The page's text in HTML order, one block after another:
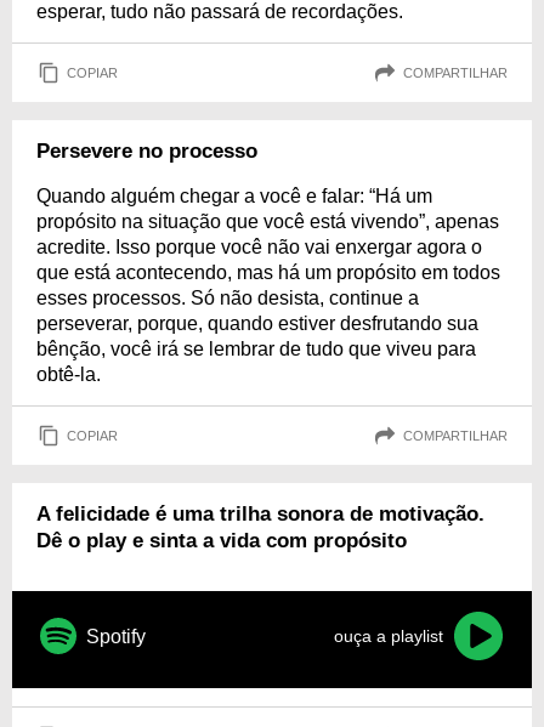
esperar, tudo não passará de recordações.
COPIAR COMPARTILHAR
Persevere no processo
Quando alguém chegar a você e falar: “Há um
propósito na situação que você está vivendo”, apenas
acredite. Isso porque você não vai enxergar agora o
que está acontecendo, mas há um propósito em todos
esses processos. Só não desista, continue a
perseverar, porque, quando estiver desfrutando sua
bênção, você irá se lembrar de tudo que viveu para
obtê-la.
COPIAR COMPARTILHAR
A felicidade é uma trilha sonora de motivação.
Dê o play e sinta a vida com propósito
Spotify ouça a playlist